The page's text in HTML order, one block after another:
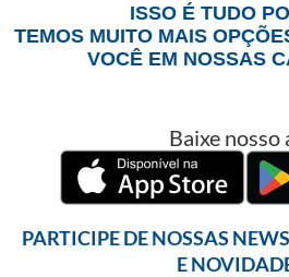
ISSO É TUDO
TEMOS MUITO MAIS
VOCÊ EM NOSSAS
Baixe nosso
PARTICIPE DE NOSSAS
E